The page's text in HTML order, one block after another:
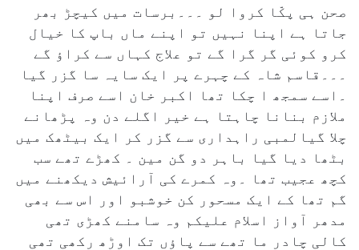
صحن ہی پکّا کروا لو ۔۔۔برسات میں کیچڑ بھر
جاتا ہے اپنا نہیں تو اپنے ماں باپ کا خیال
کرو کوئی گر گرا گے تو علاج کہاں سے کراؤ گے
۔۔۔قاسم شاہ کے چہرے پر ایک سایہ سا گزر گیا
۔اسے سمجھ ا چکا تھا اکبر خان اسے صرف اپنا
ملازم بنانا چاہتا ہے خیر اگلے دن وہ پڑھانے
چلا گیالمبی راہداری سے گزر کر ایک بیٹھک میں
بٹھا دیا گیا باہر دو گن مین ۔ کھڑے تھے سب
کچھ عجیب تھا ۔وہ کمرے کی آرائیش دیکھنے میں
گم تھا کے ایک مسحور کن خوشبو اور اس سے بھی
مدھر آواز اسلام علیکم وہ سامنے کھڑی تھی
کالی چادر ما تھے سے پاؤں تک اوڑھ رکھی تھی